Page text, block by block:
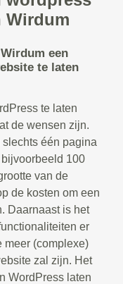
Wirdum
een
te laten
te laten
de wensen zijn.
één pagina
100
van de
de kosten om een
Daarnaast is het
er
meer (complexe)
zal zijn. Het
WordPress laten